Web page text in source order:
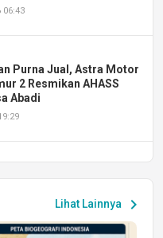
06:43
Purna Jual, Astra Motor
2 Resmikan AHASS
Abadi
MagangLihat Lainnya chevron_right